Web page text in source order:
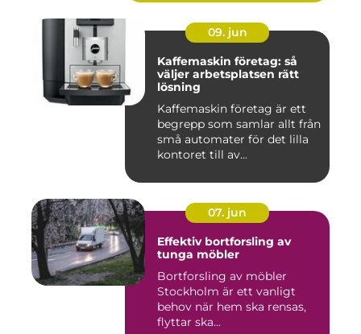
09. jun
Kaffemaskin företag: så
väljer arbetsplatsen rätt
lösning
Kaffemaskin företag är ett
begrepp som samlar allt från
små automater för det lilla
kontoret till av...
07. jun
Effektiv bortforsling av
tunga möbler
Bortforsling av möbler
Stockholm är ett vanligt
behov när hem ska rensas,
flyttar ska...